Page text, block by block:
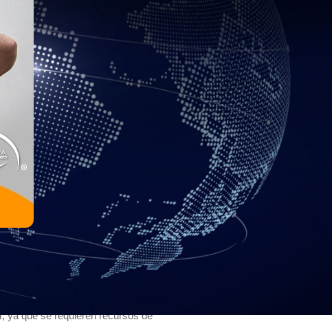
de hosting para
ya que se requieren recursos de